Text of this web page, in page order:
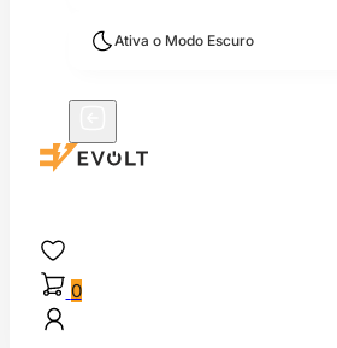
Ativa o Modo Escuro
0